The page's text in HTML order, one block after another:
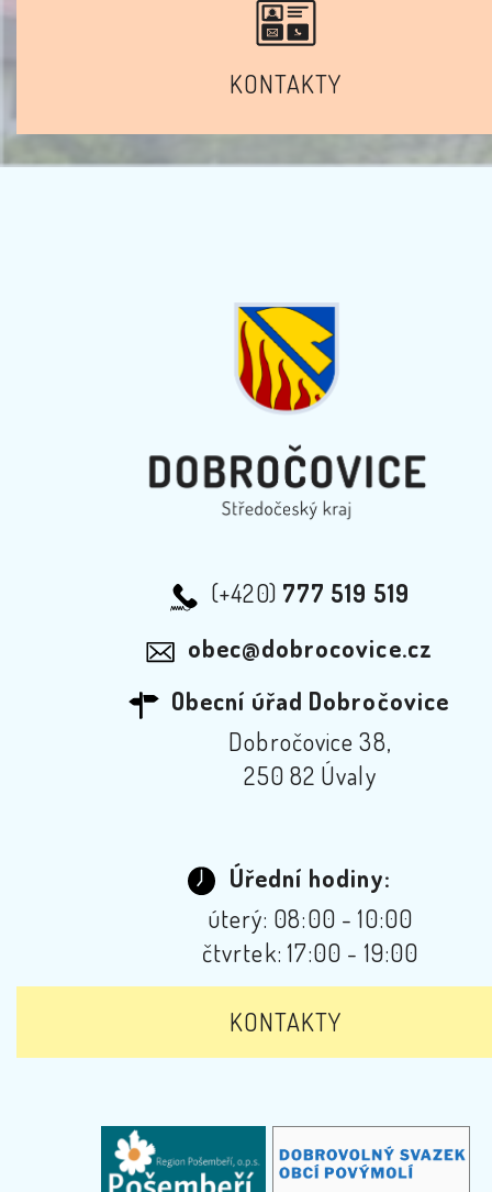
KONTAKTY
(+420) 777 519 519
obec@dobrocovice.cz
Obecní úřad Dobročovice
Dobročovice 38,
250 82 Úvaly
Úřední hodiny:
úterý: 08:00 - 10:00
čtvrtek: 17:00 - 19:00
KONTAKTY